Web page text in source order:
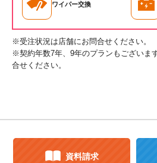
ワイパー交換
※受注状況は店舗にお問合せください。
※契約年数7年、9年のプランもございま
合せください。
資料請求